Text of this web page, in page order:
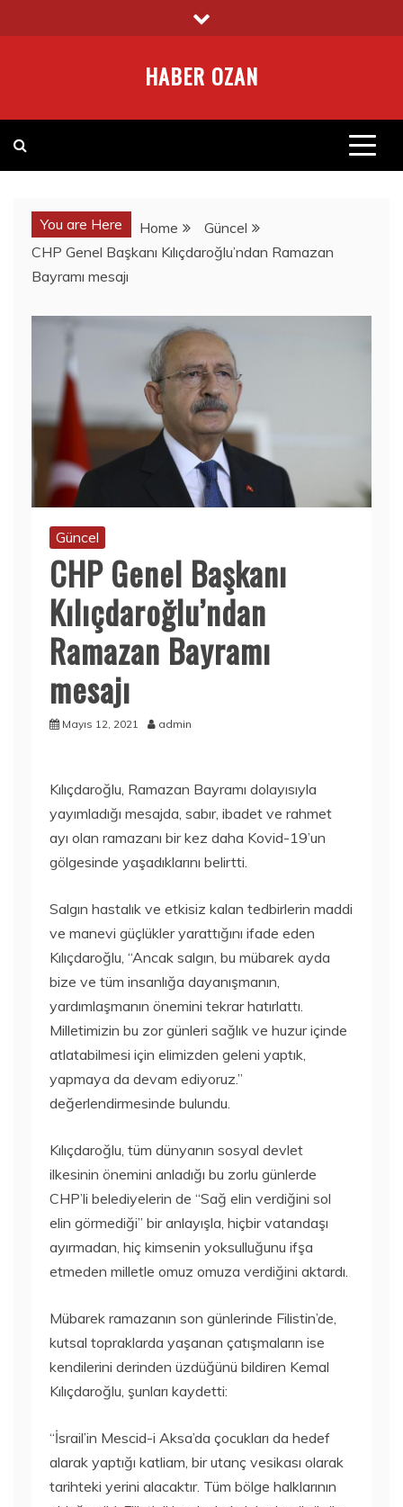
to
HABER OZAN
You are Here Home
Güncel
CHP Genel Başkanı Kılıçdaroğlu’ndan Ramazan
Bayramı mesajı
Güncel
CHP Genel Başkanı
Kılıçdaroğlu’ndan
Ramazan Bayramı
mesajı
Mayıs 12, 2021 admin
Kılıçdaroğlu, Ramazan Bayramı dolayısıyla
yayımladığı mesajda, sabır, ibadet ve rahmet
ayı olan ramazanı bir kez daha Kovid-19’un
gölgesinde yaşadıklarını belirtti.
Salgın hastalık ve etkisiz kalan tedbirlerin maddi
ve manevi güçlükler yarattığını ifade eden
Kılıçdaroğlu, “Ancak salgın, bu mübarek ayda
bize ve tüm insanlığa dayanışmanın,
yardımlaşmanın önemini tekrar hatırlattı.
Milletimizin bu zor günleri sağlık ve huzur içinde
atlatabilmesi için elimizden geleni yaptık,
yapmaya da devam ediyoruz.”
değerlendirmesinde bulundu.
Kılıçdaroğlu, tüm dünyanın sosyal devlet
ilkesinin önemini anladığı bu zorlu günlerde
CHP’li belediyelerin de “Sağ elin verdiğini sol
elin görmediği” bir anlayışla, hiçbir vatandaşı
ayırmadan, hiç kimsenin yoksulluğunu ifşa
etmeden milletle omuz omuza verdiğini aktardı.
Mübarek ramazanın son günlerinde Filistin’de,
kutsal topraklarda yaşanan çatışmaların ise
kendilerini derinden üzdüğünü bildiren Kemal
Kılıçdaroğlu, şunları kaydetti:
“İsrail’in Mescid-i Aksa’da çocukları da hedef
alarak yaptığı katliam, bir utanç vesikası olarak
tarihteki yerini alacaktır. Tüm bölge halklarının